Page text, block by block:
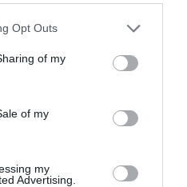
Opt Outs
of my
of my
my
Advertising.
menores
lo que
no seguimos
las